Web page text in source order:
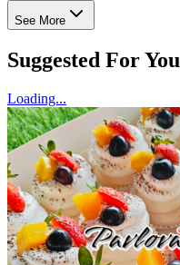
See More
Suggested For You
Loading...